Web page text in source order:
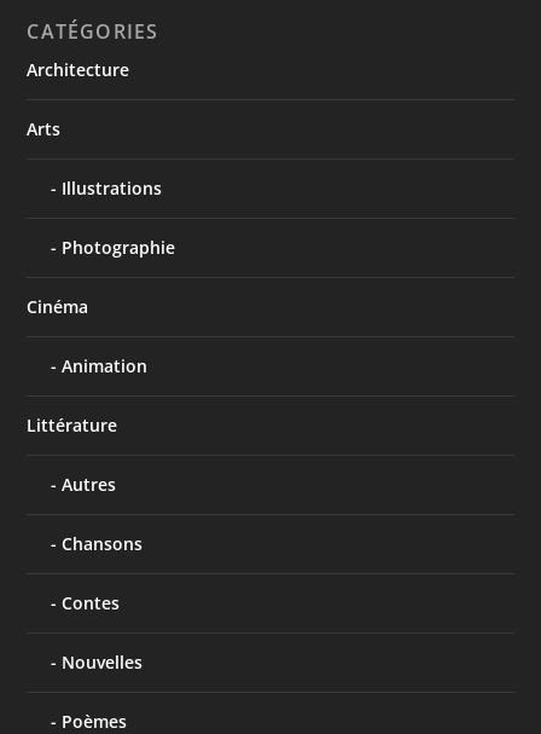
CATÉGORIES
Architecture
Arts
Illustrations
Photographie
Cinéma
Animation
Littérature
Autres
Chansons
Contes
Nouvelles
Poèmes